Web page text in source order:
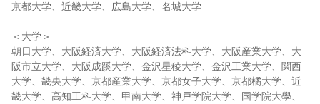
京都大学、近畿大学、広島大学、名城大学
＜大学＞
朝日大学、大阪経済大学、大阪経済法科大学、大阪産業大学、大
阪市立大学、大阪成蹊大学、金沢星稜大学、金沢工業大学、関西
大学、畿央大学、京都産業大学、京都女子大学、京都橘大学、近
畿大学、高知工科大学、甲南大学、神戸学院大学、国学院大學、